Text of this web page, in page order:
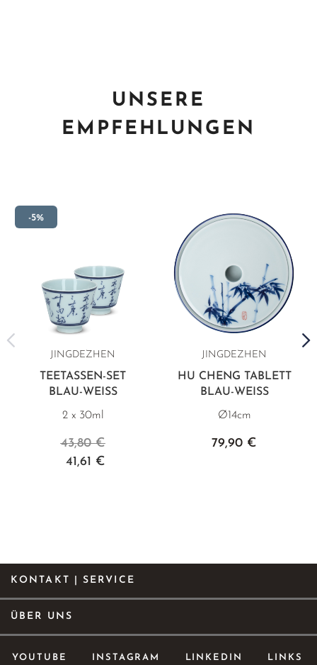
UNSERE
EMPFEHLUNGEN
-5%
JINGDEZHEN
TEETASSEN-SET
BLAU-WEISS
2 x 30ml
41,61 €
43,80 €
JINGDEZHEN
HU CHENG TABLETT
BLAU-WEISS
Ø14cm
79,90 €
KONTAKT | SERVICE
ÜBER UNS
YOUTUBE INSTAGRAM LINKEDIN LINKS